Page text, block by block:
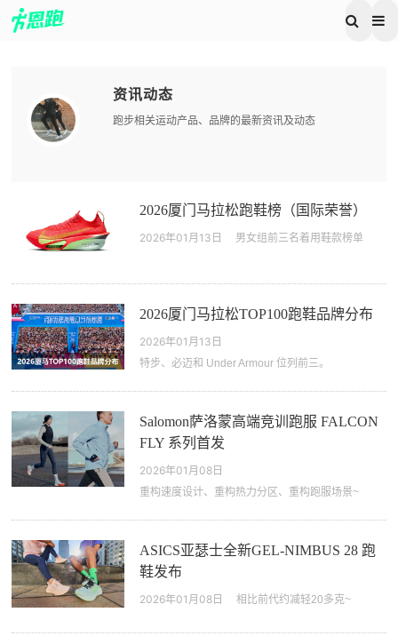
资讯动态
跑步相关运动产品、品牌的最新资讯及动态
2026厦门马拉松跑鞋榜（国际荣誉）
2026年01月13日 男女组前三名着用鞋款榜单
2026厦门马拉松TOP100跑鞋品牌分布
2026年01月13日
特步、必迈和 Under Armour 位列前三。
Salomon萨洛蒙高端竞训跑服 FALCON
FLY 系列首发
2026年01月08日
重构速度设计、重构热力分区、重构跑服场景~
ASICS亚瑟士全新GEL-NIMBUS 28 跑
鞋发布
2026年01月08日 相比前代约减轻20多克~